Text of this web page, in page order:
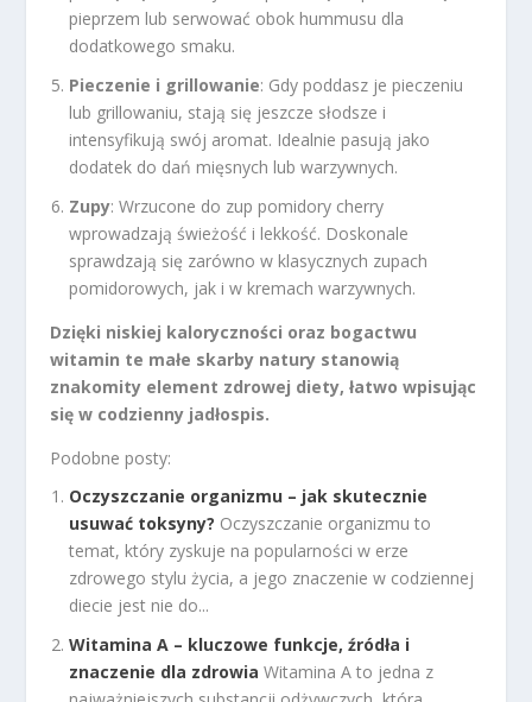
pieprzem lub serwować obok hummusu dla
dodatkowego smaku.
Pieczenie i grillowanie: Gdy poddasz je pieczeniu
lub grillowaniu, stają się jeszcze słodsze i
intensyfikują swój aromat. Idealnie pasują jako
dodatek do dań mięsnych lub warzywnych.
Zupy: Wrzucone do zup pomidory cherry
wprowadzają świeżość i lekkość. Doskonale
sprawdzają się zarówno w klasycznych zupach
pomidorowych, jak i w kremach warzywnych.
Dzięki niskiej kaloryczności oraz bogactwu
witamin te małe skarby natury stanowią
znakomity element zdrowej diety, łatwo wpisując
się w codzienny jadłospis.
Podobne posty:
Oczyszczanie organizmu – jak skutecznie
usuwać toksyny? Oczyszczanie organizmu to
temat, który zyskuje na popularności w erze
zdrowego stylu życia, a jego znaczenie w codziennej
diecie jest nie do...
Witamina A – kluczowe funkcje, źródła i
znaczenie dla zdrowia Witamina A to jedna z